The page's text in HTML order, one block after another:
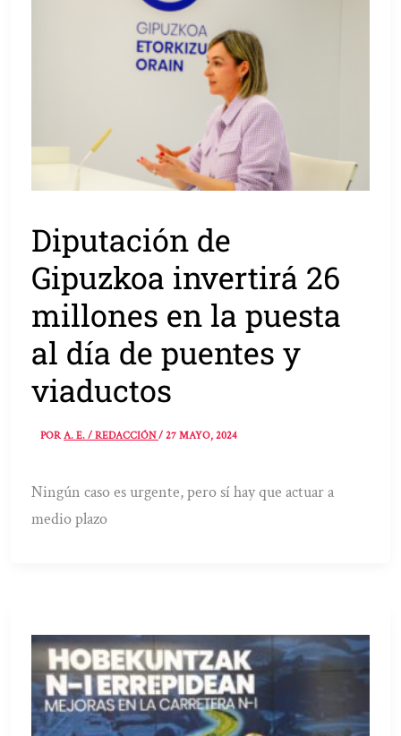
Diputación de
Gipuzkoa invertirá 26
millones en la puesta
al día de puentes y
viaductos
PORA. E. / REDACCIÓN/27 MAYO, 2024
Ningún caso es urgente, pero sí hay que actuar a
medio plazo